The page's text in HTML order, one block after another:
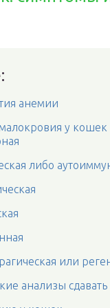
анемии
у кошек
либо
или
анализы сдавать